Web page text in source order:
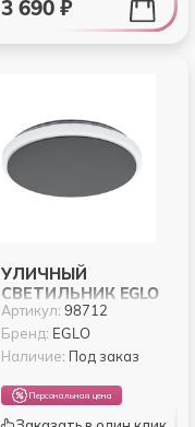
3 690 ₽
УЛИЧНЫЙ
СВЕТИЛЬНИК EGLO
MONGODIO 98712
Артикул:98712
Бренд: EGLO
Наличие: Под заказ
Персональная цена